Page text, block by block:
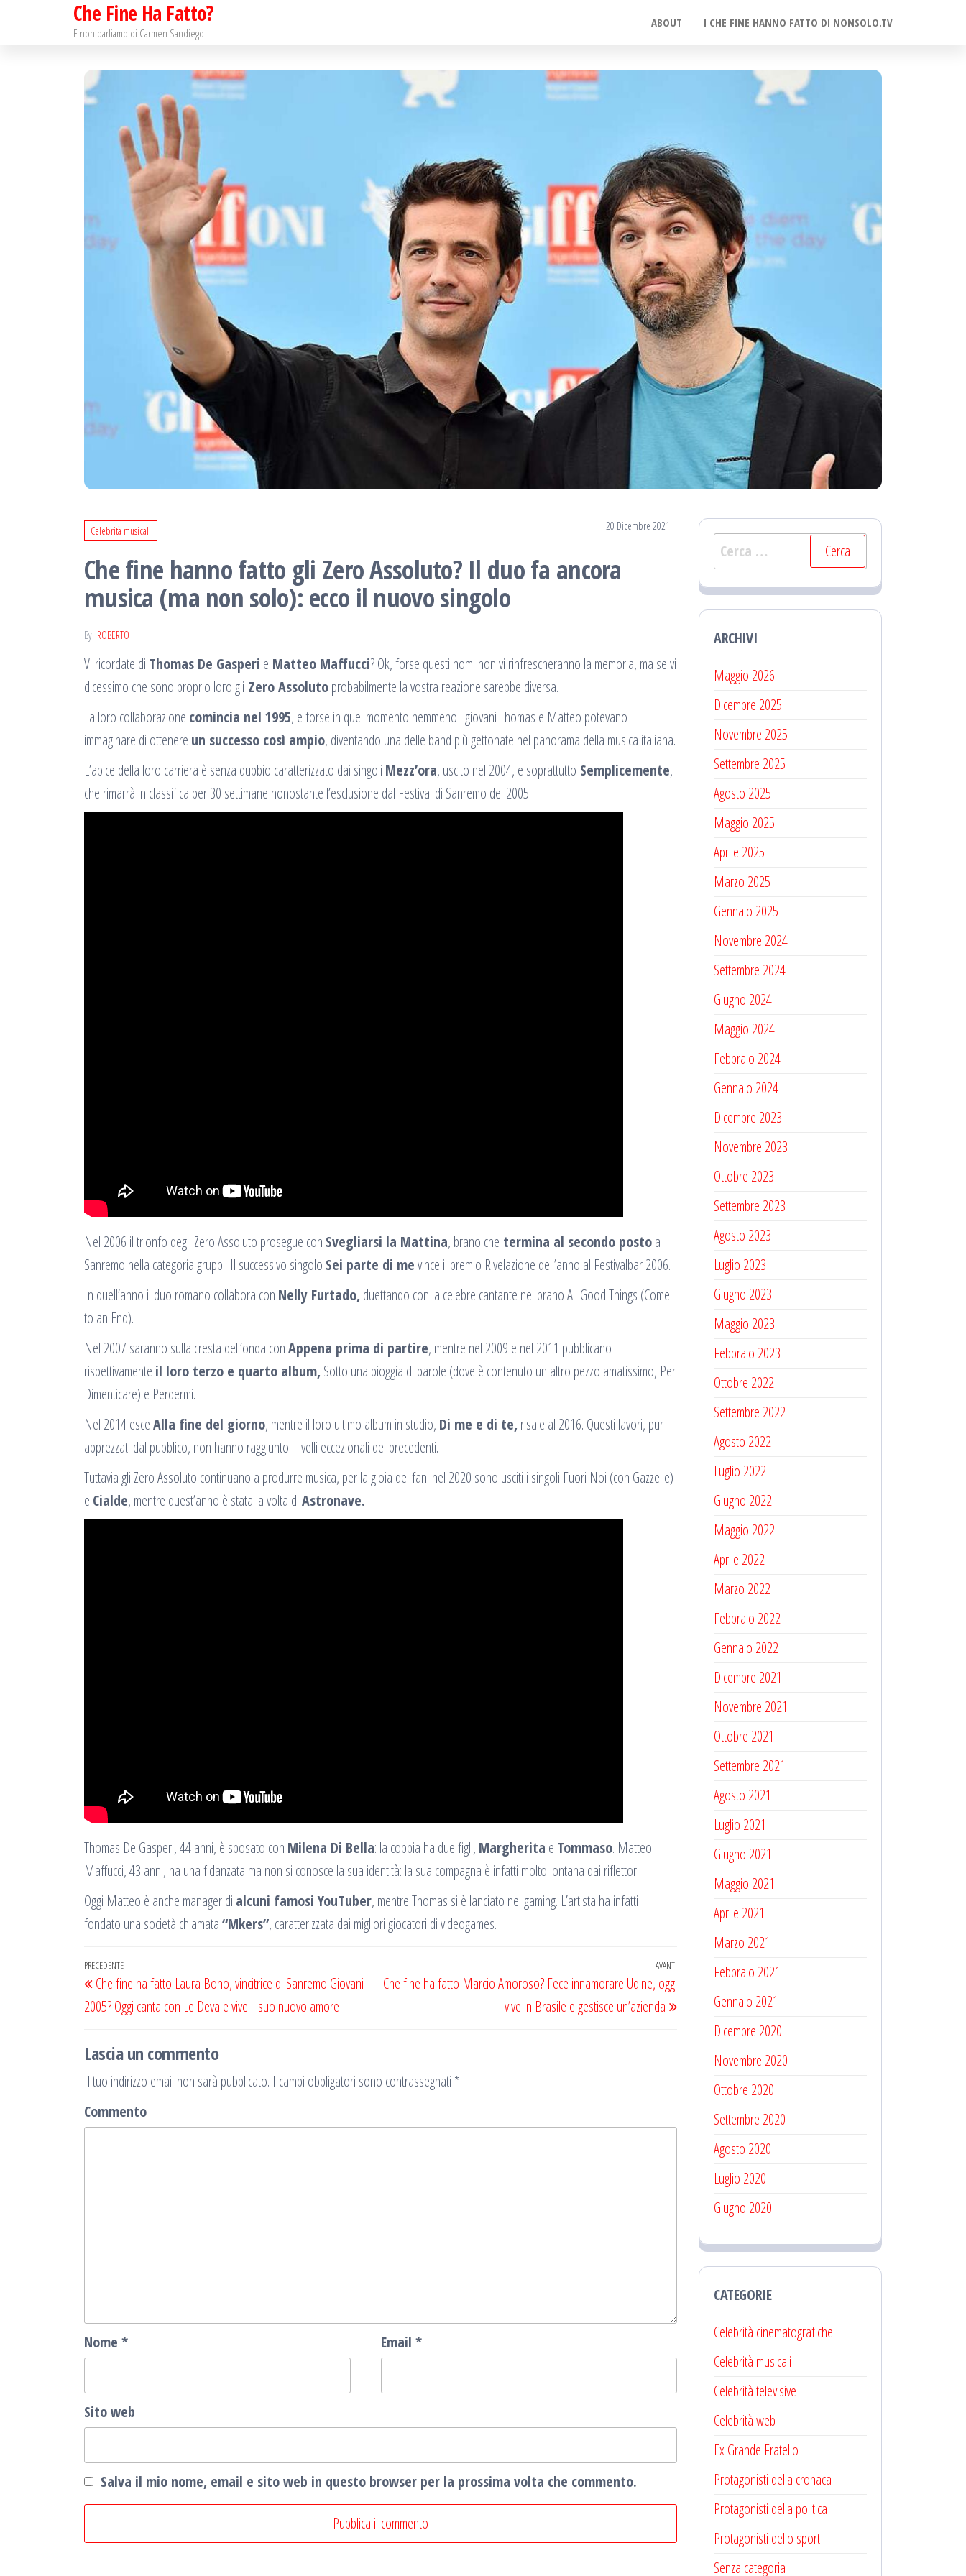
Che Fine Ha Fatto?
E non parliamo di Carmen Sandiego
ABOUT I CHE FINE HANNO FATTO DI NONSOLO.TV
Celebrità musicali 20 Dicembre 2021
Che fine hanno fatto gli Zero Assoluto? Il duo fa ancora
musica (ma non solo): ecco il nuovo singolo
By ROBERTO
Vi ricordate di Thomas De Gasperi e Matteo Maffucci? Ok, forse questi nomi non vi rinfrescheranno la memoria, ma se vi
dicessimo che sono proprio loro gli Zero Assolutoprobabilmente la vostra reazione sarebbe diversa.
La loro collaborazione comincia nel 1995, e forse in quel momento nemmeno i giovani Thomas e Matteo potevano
immaginare di ottenere un successo così ampio, diventando una delle band più gettonate nel panorama della musica italiana.
L’apice della loro carriera è senza dubbio caratterizzato dai singoli Mezz’ora, uscito nel 2004, e soprattutto Semplicemente,
che rimarrà in classifica per 30 settimane nonostante l’esclusione dal Festival di Sanremo del 2005.
Nel 2006 il trionfo degli Zero Assoluto prosegue con Svegliarsi la Mattina, brano che termina al secondo postoa
Sanremo nella categoria gruppi. Il successivo singolo Sei parte di mevince il premio Rivelazione dell’anno al Festivalbar 2006.
In quell’anno il duo romano collabora con Nelly Furtado, duettando con la celebre cantante nel brano All Good Things (Come
to an End).
Nel 2007 saranno sulla cresta dell’onda conAppena prima di partire, mentre nel 2009 e nel 2011 pubblicano
rispettivamente il loro terzo e quarto album, Sotto una pioggia di parole (dove è contenuto un altro pezzo amatissimo, Per
Dimenticare) e Perdermi.
Nel 2014 esceAlla fine del giorno, mentre il loro ultimo album in studio, Di me e di te, risale al 2016. Questi lavori, pur
apprezzati dal pubblico, non hanno raggiunto i livelli eccezionali dei precedenti.
Tuttavia gli Zero Assoluto continuano a produrre musica, per la gioia dei fan: nel 2020 sono usciti i singoli Fuori Noi (con Gazzelle)
e Cialde, mentre quest’anno è stata la volta diAstronave.
Thomas De Gasperi, 44 anni, è sposato con Milena Di Bella: la coppia ha due figli, Margherita e Tommaso. Matteo
Maffucci, 43 anni, ha una fidanzata ma non si conosce la sua identità: la sua compagna è infatti molto lontana dai riflettori.
Oggi Matteo è anche manager di alcuni famosi YouTuber, mentre Thomas si è lanciato nel gaming. L’artista ha infatti
fondato una società chiamata“Mkers”, caratterizzata dai migliori giocatori di videogames.
Navigazione
articoli
Articolo
precedente
PRECEDENTE
Che fine ha fatto Laura Bono, vincitrice di Sanremo Giovani
2005? Oggi canta con Le Deva e vive il suo nuovo amore
successivo
AVANTI
Che fine ha fatto Marcio Amoroso? Fece innamorare Udine, oggi
vive in Brasile e gestisce un’azienda
Lascia un commento
Il tuo indirizzo email non sarà pubblicato. I campi obbligatori sono contrassegnati *
Commento
Nome * Email *
Sito web
Salva il mio nome, email e sito web in questo browser per la prossima volta che commento.
Ricerca
per:
ARCHIVI
Maggio 2026
Dicembre 2025
Novembre 2025
Settembre 2025
Agosto 2025
Maggio 2025
Aprile 2025
Marzo 2025
Gennaio 2025
Novembre 2024
Settembre 2024
Giugno 2024
Maggio 2024
Febbraio 2024
Gennaio 2024
Dicembre 2023
Novembre 2023
Ottobre 2023
Settembre 2023
Agosto 2023
Luglio 2023
Giugno 2023
Maggio 2023
Febbraio 2023
Ottobre 2022
Settembre 2022
Agosto 2022
Luglio 2022
Giugno 2022
Maggio 2022
Aprile 2022
Marzo 2022
Febbraio 2022
Gennaio 2022
Dicembre 2021
Novembre 2021
Ottobre 2021
Settembre 2021
Agosto 2021
Luglio 2021
Giugno 2021
Maggio 2021
Aprile 2021
Marzo 2021
Febbraio 2021
Gennaio 2021
Dicembre 2020
Novembre 2020
Ottobre 2020
Settembre 2020
Agosto 2020
Luglio 2020
Giugno 2020
CATEGORIE
Celebrità cinematografiche
Celebrità musicali
Celebrità televisive
Celebrità web
Ex Grande Fratello
Protagonisti della cronaca
Protagonisti della politica
Protagonisti dello sport
Senza categoria